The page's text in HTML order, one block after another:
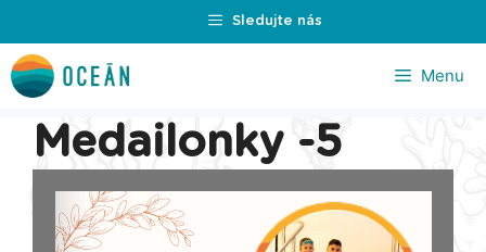
na
obsah
Sledujte nás
Menu
Medailonky -5